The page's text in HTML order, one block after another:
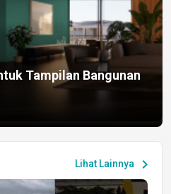
Tampilan Bangunan
Lihat Lainnya chevron_right